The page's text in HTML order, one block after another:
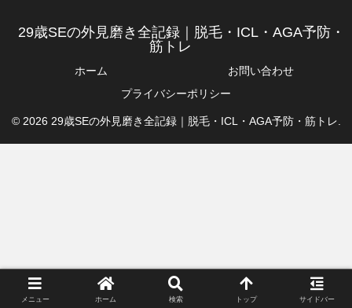
29歳SEの外見磨き全記録｜脱毛・ICL・AGA予防・
筋トレ
ホーム
お問い合わせ
プライバシーポリシー
© 2026 29歳SEの外見磨き全記録｜脱毛・ICL・AGA予防・筋トレ.
メニュー ホーム 検索 トップ サイドバー